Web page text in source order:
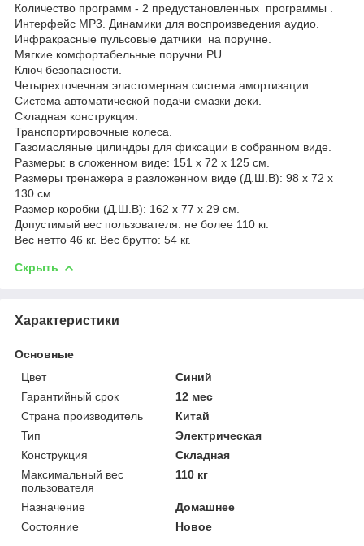
Количество программ - 2 предустановленных программы .
Интерфейс MP3. Динамики для воспроизведения аудио.
Инфракрасные пульсовые датчики на поручне.
Мягкие комфортабельные поручни PU.
Ключ безопасности.
Четырехточечная эластомерная система амортизации.
Система автоматической подачи смазки деки.
Складная конструкция.
Транспортировочные колеса.
Газомасляные цилиндры для фиксации в собранном виде.
Размеры: в сложенном виде: 151 х 72 х 125 см.
Размеры тренажера в разложенном виде (Д.Ш.В): 98 х 72 х
130 cм.
Размер коробки (Д.Ш.B): 162 х 77 х 29 cм.
Допустимый вес пользователя: не более 110 кг.
Вес нетто 46 кг. Вес брутто: 54 кг.
Скрыть
Характеристики
Основные
Цвет
Синий
Гарантийный срок
12 мес
Страна производитель
Китай
Тип
Электрическая
Конструкция
Складная
Максимальный вес
пользователя
110 кг
Назначение
Домашнее
Состояние
Новое